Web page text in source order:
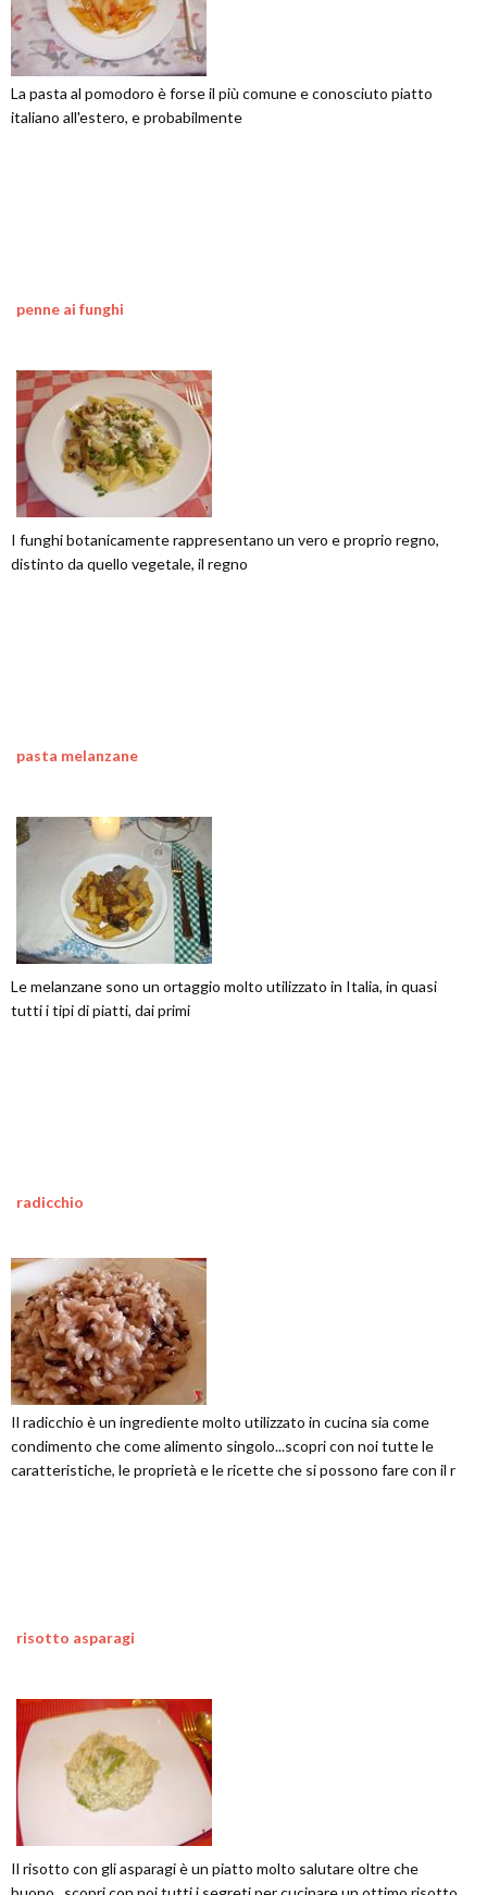
La pasta al pomodoro è forse il più comune e conosciuto piatto
italiano all'estero, e probabilmente
penne ai funghi
I funghi botanicamente rappresentano un vero e proprio regno,
distinto da quello vegetale, il regno
pasta melanzane
Le melanzane sono un ortaggio molto utilizzato in Italia, in quasi
tutti i tipi di piatti, dai primi
radicchio
Il radicchio è un ingrediente molto utilizzato in cucina sia come
condimento che come alimento singolo...scopri con noi tutte le
caratteristiche, le proprietà e le ricette che si possono fare con il r
risotto asparagi
Il risotto con gli asparagi è un piatto molto salutare oltre che